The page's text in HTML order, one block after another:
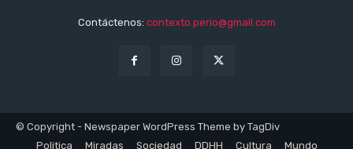
Contáctenos: contexto.perio@gmail.com
© Copyright - Newspaper WordPress Theme by TagDiv
Politica
Miradas Sociedad DDHH Cultura Mundo